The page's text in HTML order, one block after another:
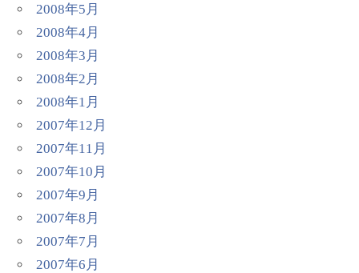
2008年5月
2008年4月
2008年3月
2008年2月
2008年1月
2007年12月
2007年11月
2007年10月
2007年9月
2007年8月
2007年7月
2007年6月